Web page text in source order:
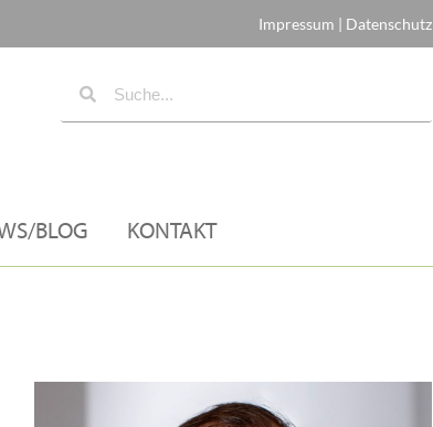
Impressum | Datenschutz
BLOG KONTAKT